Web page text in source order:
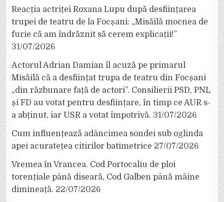
Reacția actriței Roxana Lupu după desființarea
trupei de teatru de la Focșani: „Misăilă mocnea de
furie că am îndrăznit să cerem explicații!”
31/07/2026
Actorul Adrian Damian îl acuză pe primarul
Misăilă că a desființat trupa de teatru din Focșani
„din răzbunare față de actori”. Consilierii PSD, PNL
și FD au votat pentru desființare, în timp ce AUR s-
a abținut, iar USR a votat împotrivă. 31/07/2026
Cum influențează adâncimea sondei sub oglinda
apei acuratețea citirilor batimetrice 27/07/2026
Vremea în Vrancea. Cod Portocaliu de ploi
torențiale până diseară, Cod Galben până mâine
dimineață. 22/07/2026